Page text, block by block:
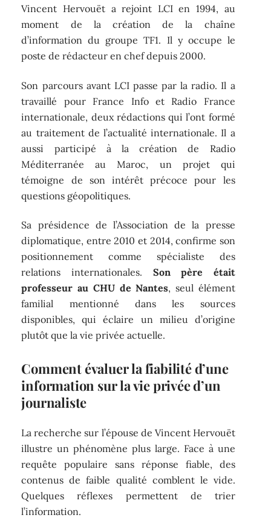
Vincent Hervouët a rejoint LCI en 1994, au
moment de la création de la chaîne
d’information du groupe TF1. Il y occupe le
poste de rédacteur en chef depuis 2000.
Son parcours avant LCI passe par la radio. Il a
travaillé pour France Info et Radio France
internationale, deux rédactions qui l’ont formé
au traitement de l’actualité internationale. Il a
aussi participé à la création de Radio
Méditerranée au Maroc, un projet qui
témoigne de son intérêt précoce pour les
questions géopolitiques.
Sa présidence de l’Association de la presse
diplomatique, entre 2010 et 2014, confirme son
positionnement comme spécialiste des
relations internationales. Son père était
professeur au CHU de Nantes, seul élément
familial mentionné dans les sources
disponibles, qui éclaire un milieu d’origine
plutôt que la vie privée actuelle.
Comment évaluer la fiabilité d’une
information sur la vie privée d’un
journaliste
La recherche sur l’épouse de Vincent Hervouët
illustre un phénomène plus large. Face à une
requête populaire sans réponse fiable, des
contenus de faible qualité comblent le vide.
Quelques réflexes permettent de trier
l’information.